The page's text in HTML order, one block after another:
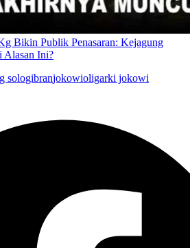
Bikin Publik Penasaran: Kejagung
Alasan Ini?
sologibranjokowioligarki jokowi